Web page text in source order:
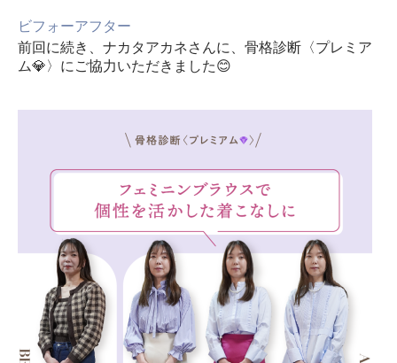
ビフォーアフター
前回に続き、ナカタアカネさんに、骨格診断〈プレミア
ム💎〉にご協力いただきました😊